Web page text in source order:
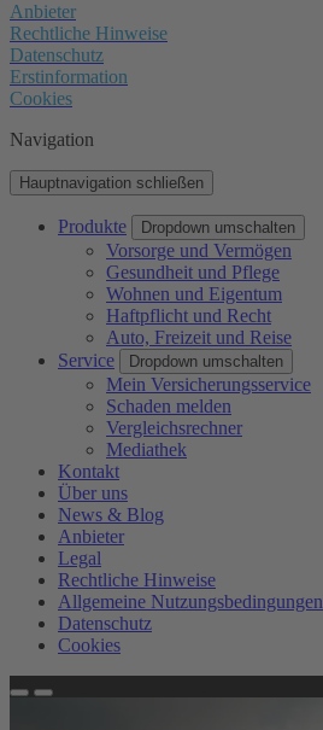
Anbieter
Rechtliche Hinweise
Datenschutz
Erstinformation
Cookies
Navigation
Hauptnavigation schließen
Produkte Dropdown umschalten
Vorsorge und Vermögen
Gesundheit und Pflege
Wohnen und Eigentum
Haftpflicht und Recht
Auto, Freizeit und Reise
Service
Dropdown umschalten
Mein Versicherungsservice
Schaden melden
Vergleichsrechner
Mediathek
Kontakt
Über uns
News & Blog
Anbieter
Legal
Rechtliche Hinweise
Allgemeine Nutzungsbedingungen
Datenschutz
Cookies